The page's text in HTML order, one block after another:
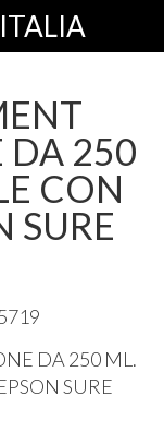
DA 250
CON
SURE
DA 250 ML.
SURE